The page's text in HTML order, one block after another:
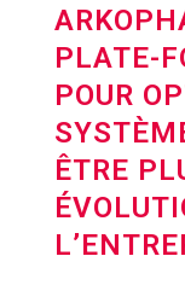
PLATE-
POUR
ÊTRE